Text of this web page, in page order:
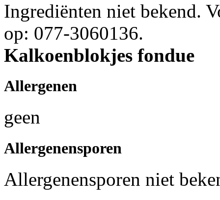
Ingrediënten niet bekend.
op: 077-3060136.
Kalkoenblokjes fondue
Allergenen
geen
Allergenensporen
Allergenensporen niet